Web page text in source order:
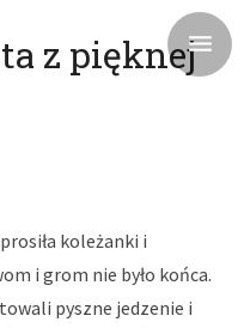
z pięknej
koleżanki i
i grom nie było końca.
pyszne jedzenie i